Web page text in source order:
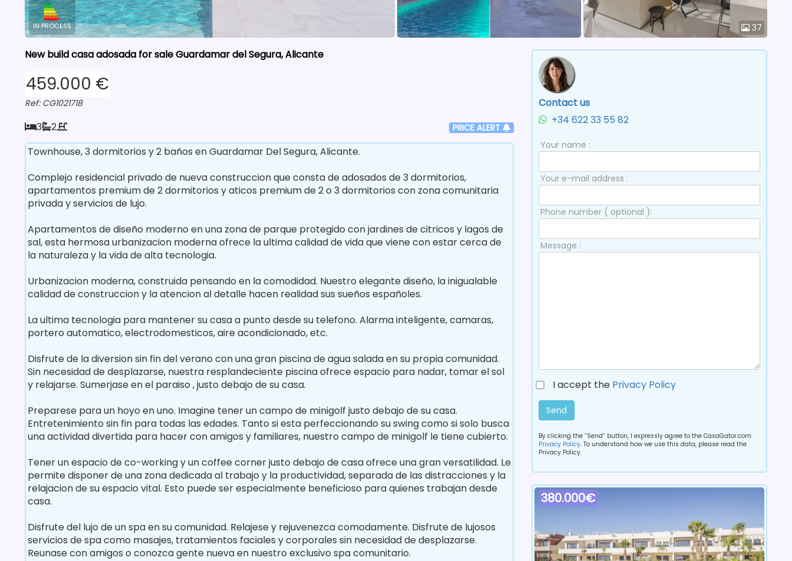
37
IN PROCESS
New build casa adosada for sale Guardamar del Segura, Alicante
459.000 €
Ref: CG1021718
3 2 PRICE ALERT
Townhouse, 3 dormitorios y 2 baños en Guardamar Del Segura, Alicante.
Complejo residencial privado de nueva construccion que consta de adosados de 3 dormitorios,
apartamentos premium de 2 dormitorios y aticos premium de 2 o 3 dormitorios con zona comunitaria
privada y servicios de lujo.
Apartamentos de diseño moderno en una zona de parque protegido con jardines de citricos y lagos de
sal, esta hermosa urbanizacion moderna ofrece la ultima calidad de vida que viene con estar cerca de
la naturaleza y la vida de alta tecnologia.
Urbanizacion moderna, construida pensando en la comodidad. Nuestro elegante diseño, la inigualable
calidad de construccion y la atencion al detalle hacen realidad sus sueños españoles.
La ultima tecnologia para mantener su casa a punto desde su telefono. Alarma inteligente, camaras,
portero automatico, electrodomesticos, aire acondicionado, etc.
Disfrute de la diversion sin fin del verano con una gran piscina de agua salada en su propia comunidad.
Sin necesidad de desplazarse, nuestra resplandeciente piscina ofrece espacio para nadar, tomar el sol
y relajarse. Sumerjase en el paraiso , justo debajo de su casa.
Preparese para un hoyo en uno. Imagine tener un campo de minigolf justo debajo de su casa.
Entretenimiento sin fin para todas las edades. Tanto si esta perfeccionando su swing como si solo busca
una actividad divertida para hacer con amigos y familiares, nuestro campo de minigolf le tiene cubierto.
Tener un espacio de co-working y un coffee corner justo debajo de casa ofrece una gran versatilidad. Le
permite disponer de una zona dedicada al trabajo y la productividad, separada de las distracciones y la
relajacion de su espacio vital. Esto puede ser especialmente beneficioso para quienes trabajan desde
casa.
Disfrute del lujo de un spa en su comunidad. Relajese y rejuvenezca comodamente. Disfrute de lujosos
servicios de spa como masajes, tratamientos faciales y corporales sin necesidad de desplazarse.
Reunase con amigos o conozca gente nueva en nuestro exclusivo spa comunitario.
Contact us
+34 622 33 55 82
Your name :
Your e-mail address :
Phone number ( optional ):
Message :
I accept the Privacy Policy
Send
By clicking the “Send” button, I expressly agree to the CasaGator.com
Privacy Policy. To understand how we use this data, please read the
Privacy Policy.
380.000€